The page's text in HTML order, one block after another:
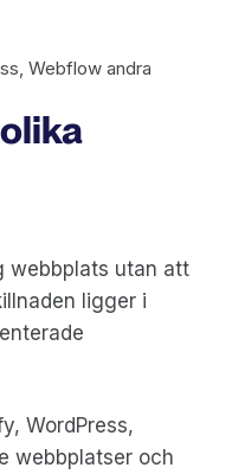
webbplats utan att
ligger i
WordPress,
webbplatser och